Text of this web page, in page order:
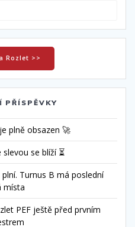
Rozlet >>
PŘÍSPĚVKY
plně obsazen 🚀
se blíží ⏳
Turnus B má poslední
místa
PEF ještě před prvním